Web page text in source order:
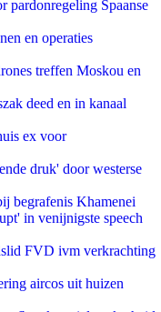
pardonregeling Spaanse
en operaties
treffen Moskou en
deed en in kanaal
ex voor
druk' door westerse
begrafenis Khamenei
in venijnigste speech
FVD ivm verkrachting
aircos uit huizen